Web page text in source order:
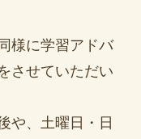
様に学習アドバ
させていただい
や、土曜日・日